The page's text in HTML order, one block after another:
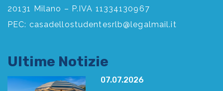
20131 Milano – P.IVA 11334130967
PEC: casadellostudentesrlb@legalmail.it
Ultime Notizie
07.07.2026